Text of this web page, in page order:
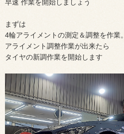
早速 作業を開始しましょう
まずは
4輪アライメントの測定＆調整を作業。
アライメント調整作業が出来たら
タイヤの新調作業を開始します